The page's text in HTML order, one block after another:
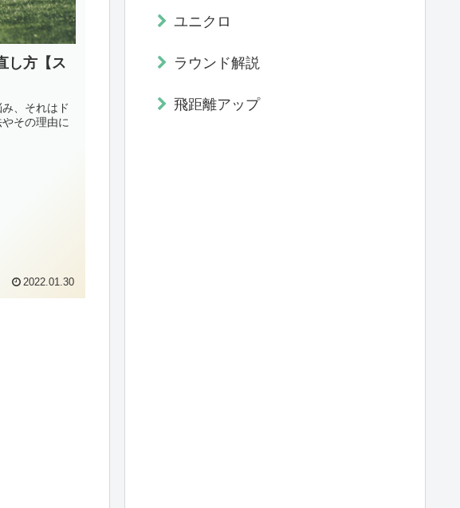
し方【ス
、それはド
その理由に
2022.01.30
ユニクロ
ラウンド解説
飛距離アップ